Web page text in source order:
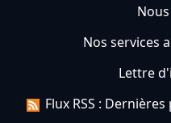
Nos services
Lettre
Flux RSS :